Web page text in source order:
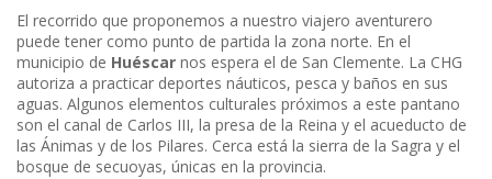
El recorrido que proponemos a nuestro viajero aventurero
puede tener como punto de partida la zona norte. En el
municipio de Huéscar nos espera el de San Clemente. La CHG
autoriza a practicar deportes náuticos, pesca y baños en sus
aguas. Algunos elementos culturales próximos a este pantano
son el canal de Carlos III, la presa de la Reina y el acueducto de
las Ánimas y de los Pilares. Cerca está la sierra de la Sagra y el
bosque de secuoyas, únicas en la provincia.